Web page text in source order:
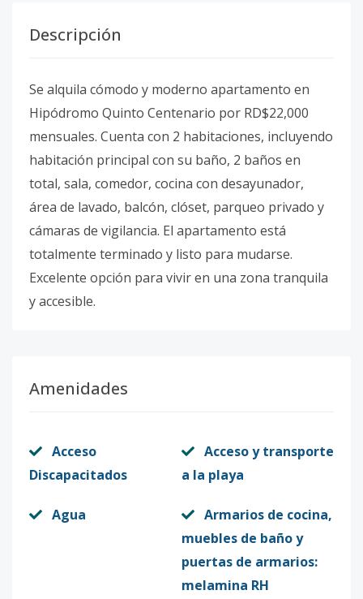
Descripción
Se alquila cómodo y moderno apartamento en
Hipódromo Quinto Centenario por RD$22,000
mensuales. Cuenta con 2 habitaciones, incluyendo
habitación principal con su baño, 2 baños en
total, sala, comedor, cocina con desayunador,
área de lavado, balcón, clóset, parqueo privado y
cámaras de vigilancia. El apartamento está
totalmente terminado y listo para mudarse.
Excelente opción para vivir en una zona tranquila
y accesible.
Amenidades
Acceso
Discapacitados
Acceso y transporte
a la playa
Agua
Armarios de cocina,
muebles de baño y
puertas de armarios:
melamina RH